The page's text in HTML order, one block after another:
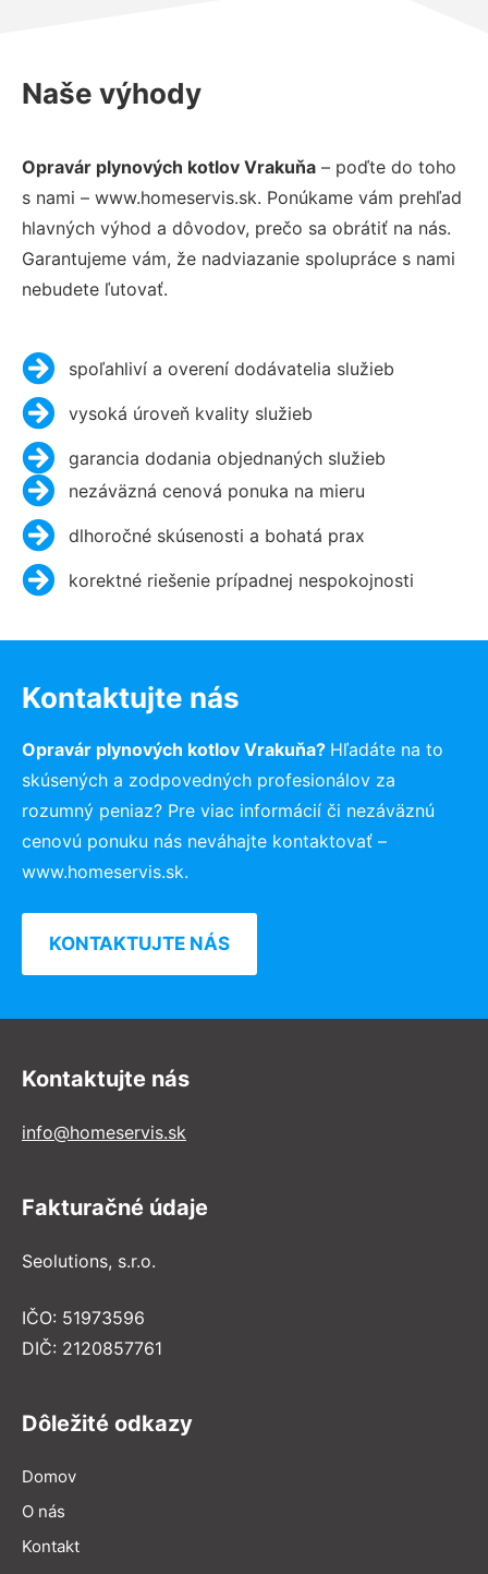
Naše výhody
Opravár plynových kotlov Vrakuňa – poďte do toho
s nami – www.homeservis.sk. Ponúkame vám prehľad
hlavných výhod a dôvodov, prečo sa obrátiť na nás.
Garantujeme vám, že nadviazanie spolupráce s nami
nebudete ľutovať.
spoľahliví a overení dodávatelia služieb
vysoká úroveň kvality služieb
garancia dodania objednaných služieb
nezáväzná cenová ponuka na mieru
dlhoročné skúsenosti a bohatá prax
korektné riešenie prípadnej nespokojnosti
Kontaktujte nás
Opravár plynových kotlov Vrakuňa? Hľadáte na to
skúsených a zodpovedných profesionálov za
rozumný peniaz? Pre viac informácií či nezáväznú
cenovú ponuku nás neváhajte kontaktovať –
www.homeservis.sk.
KONTAKTUJTE NÁS
Kontaktujte nás
info@homeservis.sk
Fakturačné údaje
Seolutions, s.r.o.
IČO: 51973596
DIČ: 2120857761
Dôležité odkazy
Domov
O nás
Kontakt